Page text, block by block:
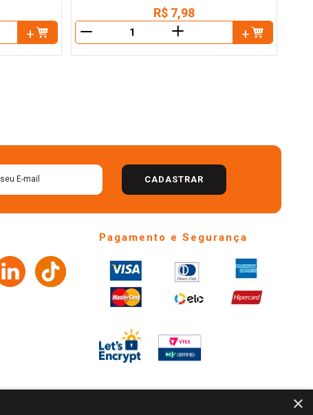
R$ 7,98
＋
CADASTRAR
Pagamento e Segurança
×